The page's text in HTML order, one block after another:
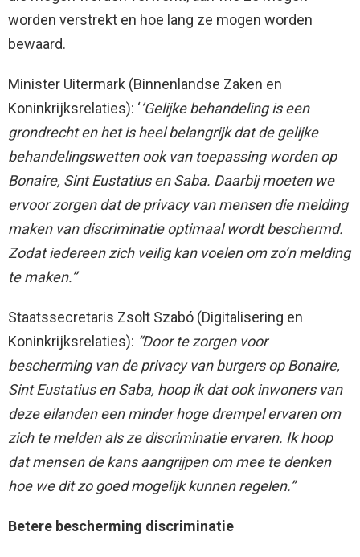
worden verstrekt en hoe lang ze mogen worden
bewaard.
Minister Uitermark (Binnenlandse Zaken en
Koninkrijksrelaties): ‘’Gelijke behandeling is een
grondrecht en het is heel belangrijk dat de gelijke
behandelingswetten ook van toepassing worden op
Bonaire, Sint Eustatius en Saba. Daarbij moeten we
ervoor zorgen dat de privacy van mensen die melding
maken van discriminatie optimaal wordt beschermd.
Zodat iedereen zich veilig kan voelen om zo’n melding
te maken.’’
Staatssecretaris Zsolt Szabó (Digitalisering en
Koninkrijksrelaties): “Door te zorgen voor
bescherming van de privacy van burgers op Bonaire,
Sint Eustatius en Saba, hoop ik dat ook inwoners van
deze eilanden een minder hoge drempel ervaren om
zich te melden als ze discriminatie ervaren. Ik hoop
dat mensen de kans aangrijpen om mee te denken
hoe we dit zo goed mogelijk kunnen regelen.”
Betere bescherming discriminatie